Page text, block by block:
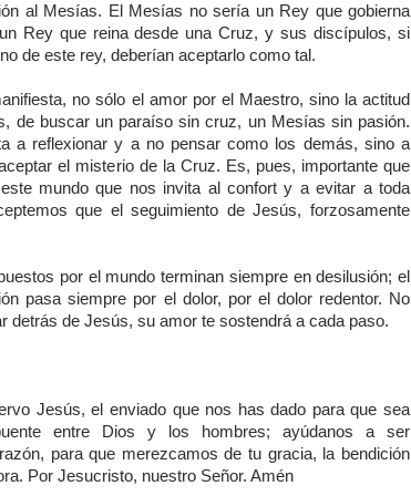
al Mesías. El Mesías no sería un Rey que gobierna
Rey que reina desde una Cruz, y sus discípulos, si
de este rey, deberían aceptarlo como tal.
no sólo el amor por el Maestro, sino la actitud
de buscar un paraíso sin cruz, un Mesías sin pasión.
a reflexionar y a no pensar como los demás, sino a
el misterio de la Cruz. Es, pues, importante que
mundo que nos invita al confort y a evitar a toda
que el seguimiento de Jesús, forzosamente
por el mundo terminan siempre en desilusión; el
pasa siempre por el dolor, por el dolor redentor. No
detrás de Jesús, su amor te sostendrá a cada paso.
Jesús, el enviado que nos has dado para que sea
entre Dios y los hombres; ayúdanos a ser
para que merezcamos de tu gracia, la bendición
Por Jesucristo, nuestro Señor. Amén